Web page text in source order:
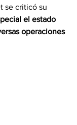
se criticó su
el estado
operaciones